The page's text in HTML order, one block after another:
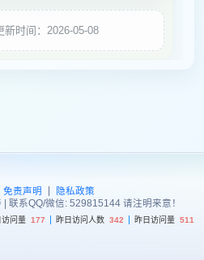
新时间：2026-05-08
免责声明 |
隐私政策
| 联系QQ/微信: 529815144 请注明来意！
访问量 177 昨日访问人数 342 昨日访问量 511